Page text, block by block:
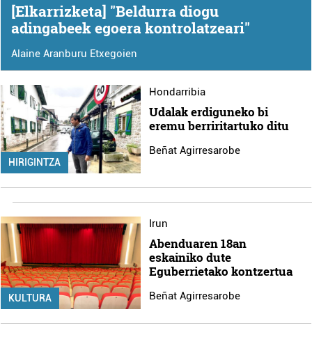
[Elkarrizketa] "Beldurra diogu
adingabeek egoera kontrolatzeari"
Alaine Aranburu Etxegoien
HIRIGINTZA
Hondarribia
Udalak erdiguneko bi
eremu berriritartuko ditu
Beñat Agirresarobe
KULTURA
Irun
Abenduaren 18an
eskainiko dute
Eguberrietako kontzertua
Beñat Agirresarobe